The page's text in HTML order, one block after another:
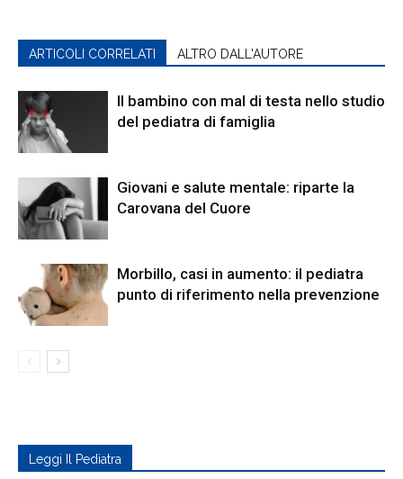
ARTICOLI CORRELATI ALTRO DALL'AUTORE
Il bambino con mal di testa nello studio
del pediatra di famiglia
Giovani e salute mentale: riparte la
Carovana del Cuore
Morbillo, casi in aumento: il pediatra
punto di riferimento nella prevenzione
Leggi Il Pediatra